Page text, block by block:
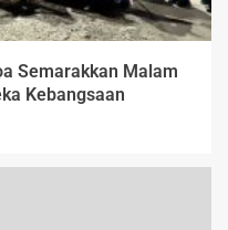
Semarakkan Malam
Kebangsaan